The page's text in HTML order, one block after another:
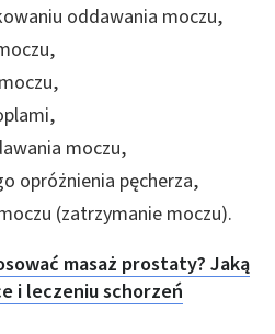
oddawania moczu,
moczu,
opróżnienia pęcherza,
(zatrzymanie moczu).
masaż prostaty? Jaką
i leczeniu schorzeń